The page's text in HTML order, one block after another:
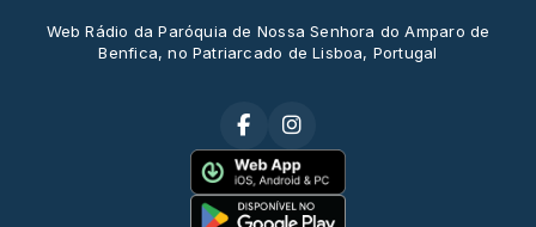
Web Rádio da Paróquia de Nossa Senhora do Amparo de
Benfica, no Patriarcado de Lisboa, Portugal